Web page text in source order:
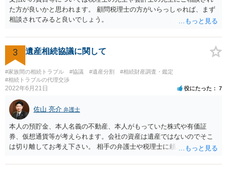
きさつなどが書かれていると思うので、あかささんから見てそれは違
うと感じるところは、どのように違うのか、など書くとよいです。 そ
の他、お姉さんの申立書には書かれていないけど、どのように遺産を
った等)、それも書くとよいです。 書かない方が良いと思うことは、遺
産分割に関係ない(と思われる)いきさつを沢山盛り込むことだと考えま
す(あくまで遺産分割に関係することに留める方が、裁判所や調停委員
の方に事情を理解してもらいやすいと思います)。
た方が良いかと思われます。 顧問税理士の方がいらっしゃれば、まず
相談されてみると良いでしょう。
3 遺産相続協議に関して
#家族間の相続トラブル #協議 #遺産分割
#相続財産調査・鑑定
#相続トラブルの代理交渉
2022年6月21日 役にたった 7
佐山 亮介 弁護士
本人の預貯金、本人名義の不動産、本人がもっていた株式や有価証
券、仮想通貨等が考えられます。会社の資産は遺産ではないのでそこ
は切り離してお考え下さい。 相手の弁護士や税理士に頼んでも守秘義
意に開示を求め、応じなければ「調査嘱託」という手続きを使って銀